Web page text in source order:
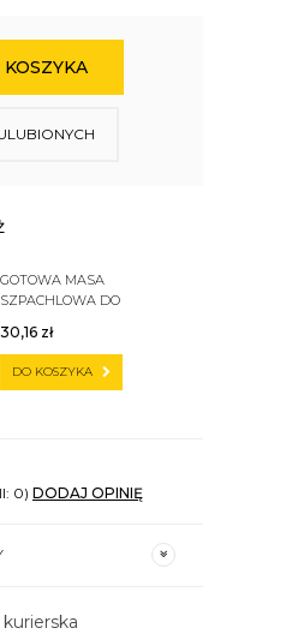
GOTOWA MASA
SZPACHLOWA DO
30,16 zł
DO KOSZYKA
0) DODAJ OPINIĘ